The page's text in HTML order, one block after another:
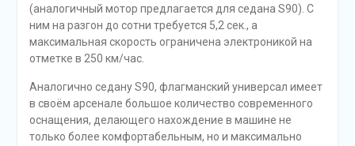
(аналогичный мотор предлагается для седана S90). С
ним на разгон до сотни требуется 5,2 сек., а
максимальная скорость ограничена электроникой на
отметке в 250 км/час.
Аналогично седану S90, флагманский универсал имеет
в своём арсенале большое количество современного
оснащения, делающего нахождение в машине не
только более комфортабельным, но и максимально